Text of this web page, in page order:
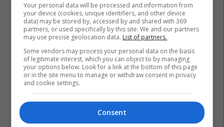
Your personal data will be processed and information from
your device (cookies, unique identifiers, and other device
data) may be stored by, accessed by and shared with 369
partners, or used specifically by this site. We and our partners
may use precise geolocation data. List of partners.
Some vendors may process your personal data on the basis
of legitimate interest, which you can object to by managing
your options below. Look for a link at the bottom of this page
or in the site menu to manage or withdraw consent in privacy
and cookie settings.
Consent